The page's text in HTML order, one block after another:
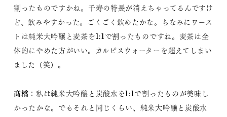
割ったものですかね。千寿の特長が消えちゃってるんですけ
ど、飲みやすかった。ごくごく飲めたかな。ちなみにワース
トは純米大吟醸と麦茶を1:1で割ったものですね。麦茶は全
体的にやめた方がいい。カルピスウォーターを超えてしまい
ました（笑）。
髙橋 ：私は純米大吟醸と炭酸水を1:1で割ったものが美味し
かったかな。でもそれと同じくらい、純米大吟醸と炭酸水